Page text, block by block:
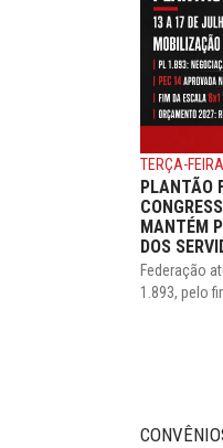
TERÇA-
PLANTÃO
MANTÉM
DOS
Federação
1.893, pelo